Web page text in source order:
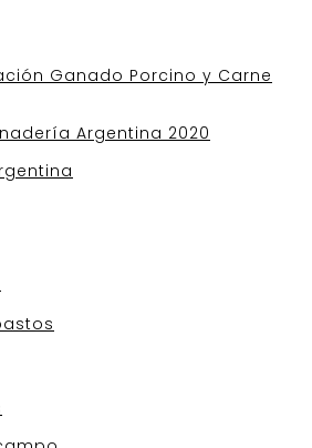
Ganado Porcino y Carne
Argentina 2020